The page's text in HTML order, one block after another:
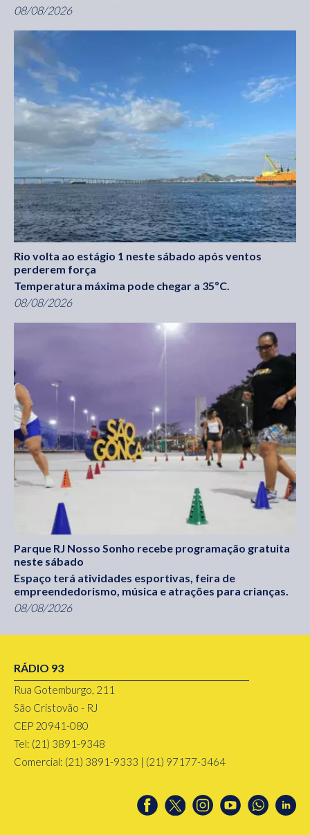
08/08/2026
Rio volta ao estágio 1 neste sábado após ventos
perderem força
Temperatura máxima pode chegar a 35ºC.
08/08/2026
Parque RJ Nosso Sonho recebe programação gratuita
neste sábado
Espaço terá atividades esportivas, feira de
empreendedorismo, música e atrações para crianças.
08/08/2026
RÁDIO 93
Rua Gotemburgo, 211
São Cristovão - RJ
CEP 20941-080
Tel: (21) 3891-9348
Comercial: (21) 3891-9333 | (21) 97177-3464